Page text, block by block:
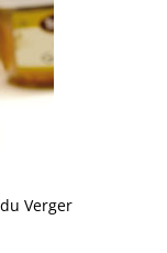
Verger